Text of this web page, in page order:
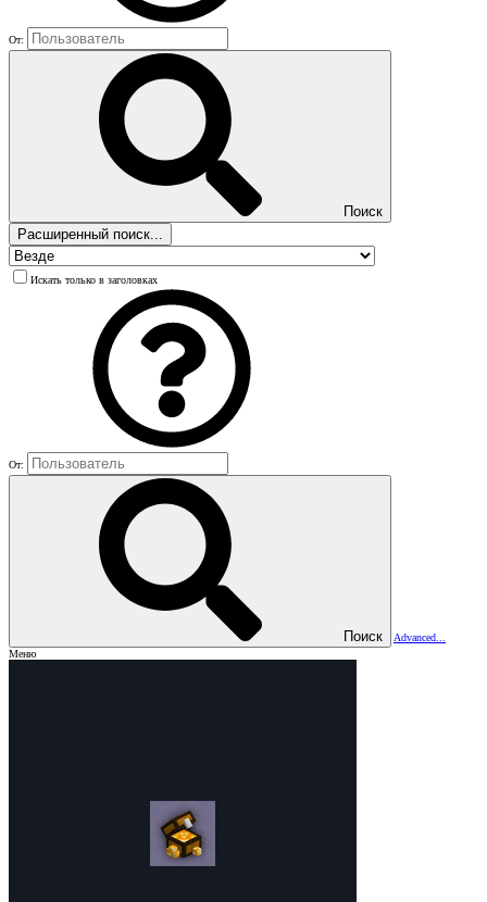
От:
Поиск
Расширенный поиск...
Искать только в заголовках
От:
Поиск
Advanced...
Меню